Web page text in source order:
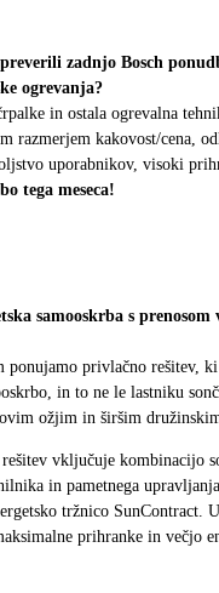
zadnjo Bosch
ogrevanja?
in ostala ogrevalna
razmerjem kakovost/cena,
uporabnikov, visoki
tega meseca!
samooskrba s prenosom
ponujamo privlačno rešitev,
in to ne le lastniku
ožjim in širšim
vključuje kombinacijo
in pametnega
tržnico SunContract.
prihranke in večjo